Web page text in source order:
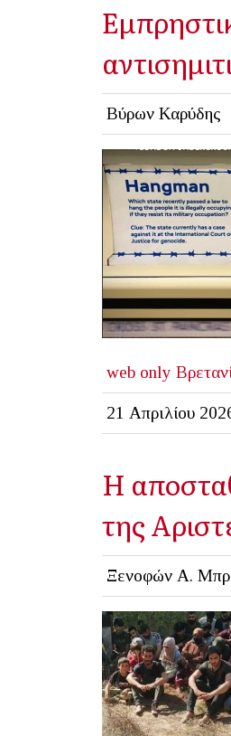
Βύρων Καρύδης
web only
21 Απριλίου
Η
της
Ξενοφών Α.